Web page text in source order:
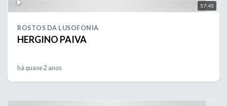
57:43
ROSTOS DA LUSOFONIA
HERGINO PAIVA
há quase 2 anos